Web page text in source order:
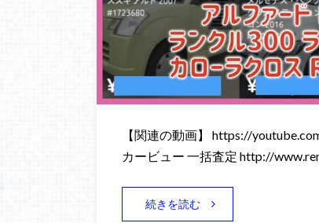
【関連の動画】 https://
カービュー 一括査定 http://
続きを読む